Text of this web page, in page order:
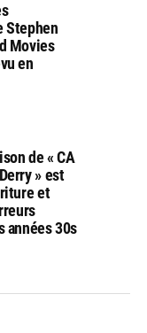
Stephen
Movies
en
de « CA
» est
et
années 30s